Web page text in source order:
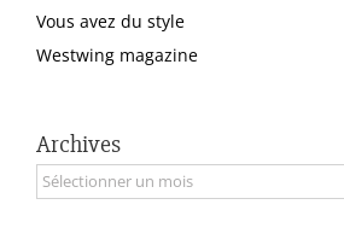
Vous avez du style
Westwing magazine
Archives
Archives